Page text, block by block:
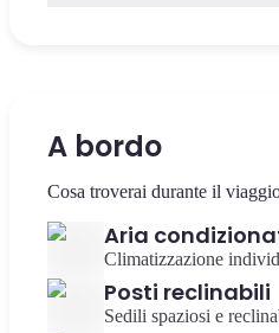
A bordo
Cosa troverai durante il
Aria
Climatizzazione
Posti reclinabili
Sedili spaziosi e